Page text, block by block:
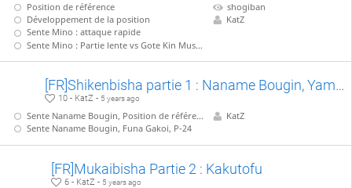
Position de référence
Développement de la position
Sente Mino : attaque rapide
Sente Mino : Partie lente vs Gote Kin Musou
shogiban
KatZ
[FR]Shikenbisha partie 1 : Naname Bougin, Yamada Joseki
10 - KatZ - 5 years ago
Sente Naname Bougin, Position de référence
Sente Naname Bougin, Funa Gakoi, P-24
KatZ
[FR]Mukaibisha Partie 2 : Kakutofu
6 - KatZ - 5 years ago